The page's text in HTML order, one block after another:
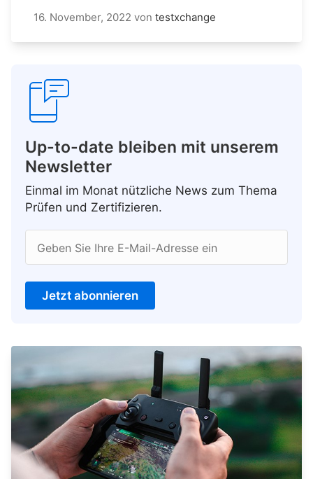
16. November, 2022 von testxchange
Up-to-date bleiben mit unserem
Newsletter
Einmal im Monat nützliche News zum Thema
Prüfen und Zertifizieren.
Geben Sie Ihre E-Mail-Adresse ein
Jetzt abonnieren